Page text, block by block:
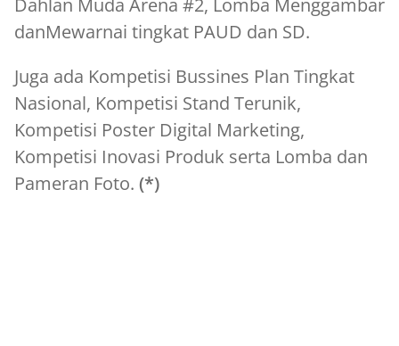
Dahlan Muda Arena #2, Lomba Menggambar
danMewarnai tingkat PAUD dan SD.
Juga ada Kompetisi Bussines Plan Tingkat
Nasional, Kompetisi Stand Terunik,
Kompetisi Poster Digital Marketing,
Kompetisi Inovasi Produk serta Lomba dan
Pameran Foto. (*)